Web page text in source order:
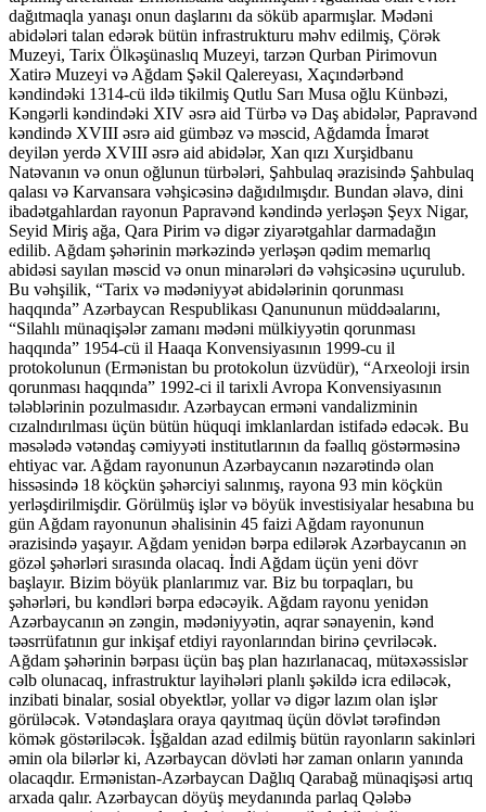
dağıtmaqla yanaşı onun daşlarını da söküb aparmışlar. Mədəni
abidələri talan edərək bütün infrastrukturu məhv edilmiş, Çörək
Muzeyi, Tarix Ölkəşünaslıq Muzeyi, tarzən Qurban Pirimovun
Xatirə Muzeyi və Ağdam Şəkil Qalereyası, Xaçındərbənd
kəndindəki 1314-cü ildə tikilmiş Qutlu Sarı Musa oğlu Künbəzi,
Kəngərli kəndindəki XIV əsrə aid Türbə və Daş abidələr, Papravənd
kəndində XVIII əsrə aid gümbəz və məscid, Ağdamda İmarət
deyilən yerdə XVIII əsrə aid abidələr, Xan qızı Xurşidbanu
Natəvanın və onun oğlunun türbələri, Şahbulaq ərazisində Şahbulaq
qalası və Karvansara vəhşicəsinə dağıdılmışdır. Bundan əlavə, dini
ibadətgahlardan rayonun Papravənd kəndində yerləşən Şeyx Nigar,
Seyid Miriş ağa, Qara Pirim və digər ziyarətgahlar darmadağın
edilib. Ağdam şəhərinin mərkəzində yerləşən qədim memarlıq
abidəsi sayılan məscid və onun minarələri də vəhşicəsinə uçurulub.
Bu vəhşilik, “Tarix və mədəniyyət abidələrinin qorunması
haqqında” Azərbaycan Respublikası Qanununun müddəalarını,
“Silahlı münaqişələr zamanı mədəni mülkiyyətin qorunması
haqqında” 1954-cü il Haaqa Konvensiyasının 1999-cu il
protokolunun (Ermənistan bu protokolun üzvüdür), “Arxeoloji irsin
qorunması haqqında” 1992-ci il tarixli Avropa Konvensiyasının
tələblərinin pozulmasıdır. Azərbaycan erməni vandalizminin
cızalndırılması üçün bütün hüquqi imklanlardan istifadə edəcək. Bu
məsələdə vətəndaş cəmiyyəti institutlarının da fəallıq göstərməsinə
ehtiyac var. Ağdam rayonunun Azərbaycanın nəzarətində olan
hissəsində 18 köçkün şəhərciyi salınmış, rayona 93 min köçkün
yerləşdirilmişdir. Görülmüş işlər və böyük investisiyalar hesabına bu
gün Ağdam rayonunun əhalisinin 45 faizi Ağdam rayonunun
ərazisində yaşayır. Ağdam yenidən bərpa edilərək Azərbaycanın ən
gözəl şəhərləri sırasında olacaq. İndi Ağdam üçün yeni dövr
başlayır. Bizim böyük planlarımız var. Biz bu torpaqları, bu
şəhərləri, bu kəndləri bərpa edəcəyik. Ağdam rayonu yenidən
Azərbaycanın ən zəngin, mədəniyyətin, aqrar sənayenin, kənd
təəsrrüfatının gur inkişaf etdiyi rayonlarından birinə çevriləcək.
Ağdam şəhərinin bərpası üçün baş plan hazırlanacaq, mütəxəssislər
cəlb olunacaq, infrastruktur layihələri planlı şəkildə icra ediləcək,
inzibati binalar, sosial obyektlər, yollar və digər lazım olan işlər
görüləcək. Vətəndaşlara oraya qayıtmaq üçün dövlət tərəfindən
kömək göstəriləcək. İşğaldan azad edilmiş bütün rayonların sakinləri
əmin ola bilərlər ki, Azərbaycan dövləti hər zaman onların yanında
olacaqdır. Ermənistan-Azərbaycan Dağlıq Qarabağ münaqişəsi artıq
arxada qalır. Azərbaycan döyüş meydanında parlaq Qələbə